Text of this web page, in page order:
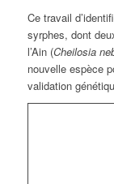
Ce travail
syrphes, dont
l’Ain (Cheilosia
nouvelle espèce
validation